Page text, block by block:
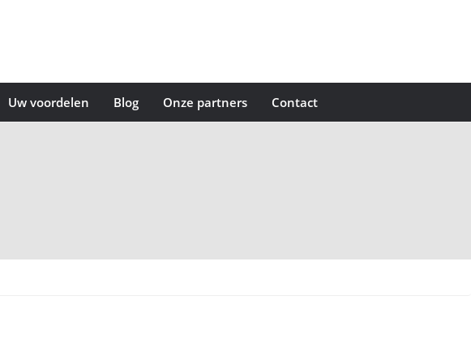
Uw voordelen Blog Onze partners Contact